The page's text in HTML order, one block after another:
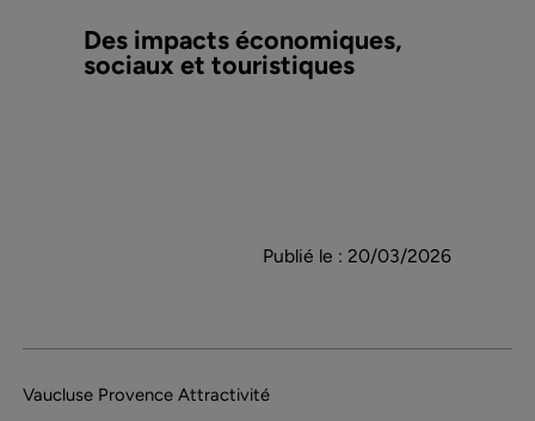
Des impacts économiques,
sociaux et touristiques
Publié le : 20/03/2026
Vaucluse Provence Attractivité